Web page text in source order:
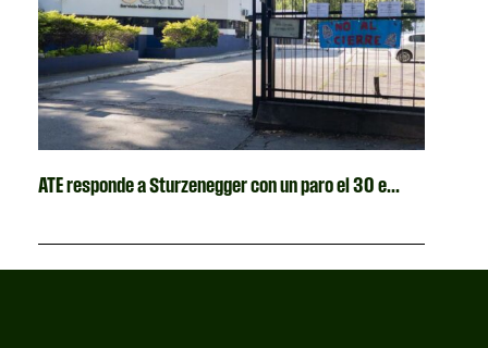
ATE responde a Sturzenegger con un paro el 30 e...